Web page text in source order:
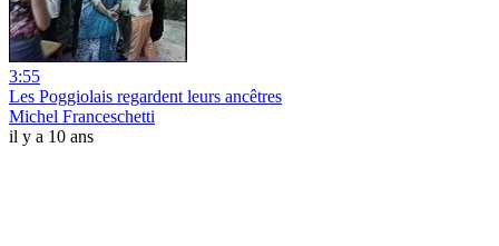
3:55
Les Poggiolais regardent leurs ancêtres
Michel Franceschetti
il y a 10 ans